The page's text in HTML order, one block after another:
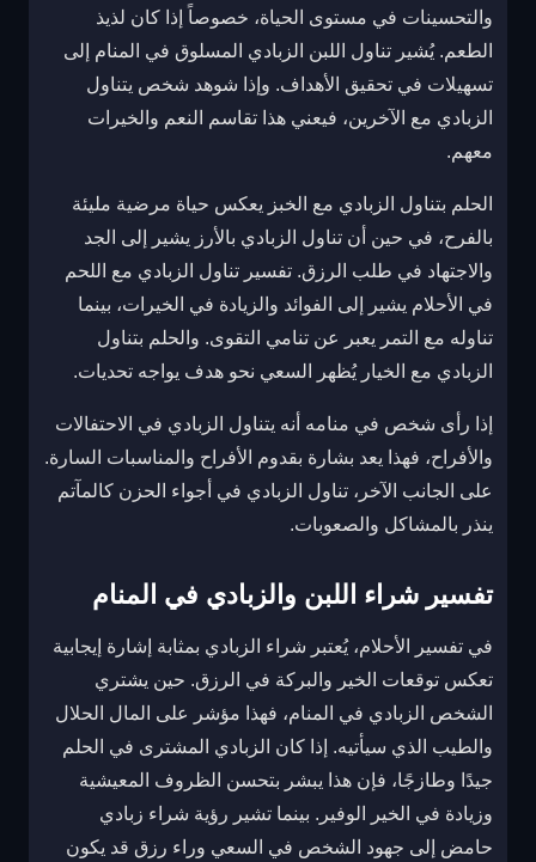
والتحسينات في مستوى الحياة، خصوصاً إذا كان لذيذ
الطعم. يُشير تناول اللبن الزبادي المسلوق في المنام إلى
تسهيلات في تحقيق الأهداف. وإذا شوهد شخص يتناول
الزبادي مع الآخرين، فيعني هذا تقاسم النعم والخيرات
معهم.
الحلم بتناول الزبادي مع الخبز يعكس حياة مرضية مليئة
بالفرح، في حين أن تناول الزبادي بالأرز يشير إلى الجد
والاجتهاد في طلب الرزق. تفسير تناول الزبادي مع اللحم
في الأحلام يشير إلى الفوائد والزيادة في الخيرات، بينما
تناوله مع التمر يعبر عن تنامي التقوى. والحلم بتناول
الزبادي مع الخيار يُظهر السعي نحو هدف يواجه تحديات.
إذا رأى شخص في منامه أنه يتناول الزبادي في الاحتفالات
والأفراح، فهذا يعد بشارة بقدوم الأفراح والمناسبات السارة.
على الجانب الآخر، تناول الزبادي في أجواء الحزن كالمآتم
ينذر بالمشاكل والصعوبات.
تفسير شراء اللبن والزبادي في المنام
في تفسير الأحلام، يُعتبر شراء الزبادي بمثابة إشارة إيجابية
تعكس توقعات الخير والبركة في الرزق. حين يشتري
الشخص الزبادي في المنام، فهذا مؤشر على المال الحلال
والطيب الذي سيأتيه. إذا كان الزبادي المشترى في الحلم
جيدًا وطازجًا، فإن هذا يبشر بتحسن الظروف المعيشية
وزيادة في الخير الوفير. بينما تشير رؤية شراء زبادي
حامض إلى جهود الشخص في السعي وراء رزق قد يكون